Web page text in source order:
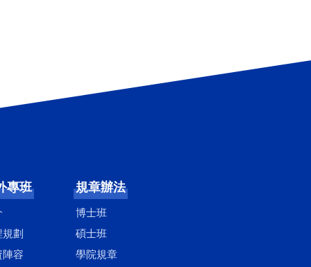
專班
劃
容
規章辦法
博士班
碩士班
學院規章